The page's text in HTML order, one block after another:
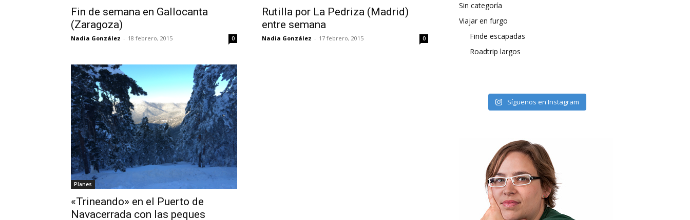
Fin de semana en Gallocanta
(Zaragoza)
Nadia González - 18 febrero, 2015 0
Rutilla por La Pedriza (Madrid)
entre semana
Nadia González - 17 febrero, 2015 0
Planes
«Trineando» en el Puerto de
Navacerrada con las peques
Sin categoría
Viajar en furgo
Finde escapadas
Roadtrip largos
Síguenos en Instagram